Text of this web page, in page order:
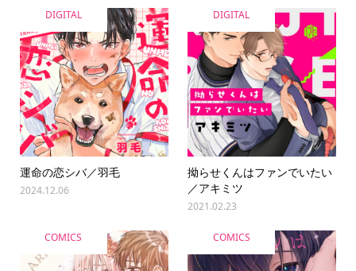
DIGITAL
運命の恋シバ／羽毛
2024.12.06
DIGITAL
拗らせくんはファンでいたい
／アキミツ
2021.02.23
COMICS COMICS